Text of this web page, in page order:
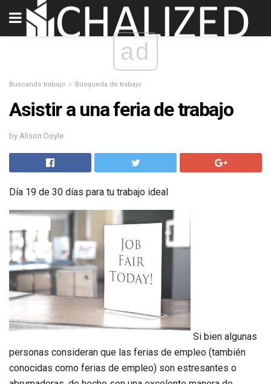
ad
Buscando trabajo Búsqueda de trabajo
Asistir a una feria de trabajo
by Alison Doyle
Día 19 de 30 días para tu trabajo ideal
Si bien algunas
personas consideran que las ferias de empleo (también
conocidas como ferias de empleo) son estresantes o